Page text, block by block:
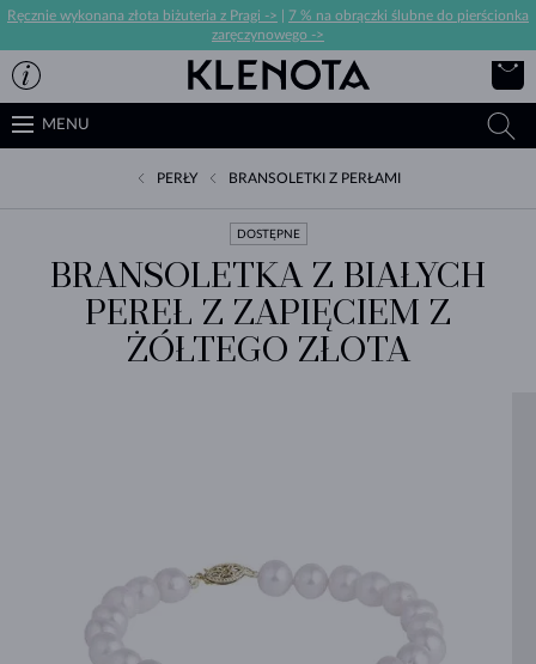
Ręcznie wykonana złota biżuteria z Pragi ->
7 % na obrączki ślubne do pierścionka
zaręczynowego ->
MENU
PERŁY BRANSOLETKI Z PERŁAMI
DOSTĘPNE
BRANSOLETKA Z BIAŁYCH
PEREŁ Z ZAPIĘCIEM Z
ŻÓŁTEGO ZŁOTA